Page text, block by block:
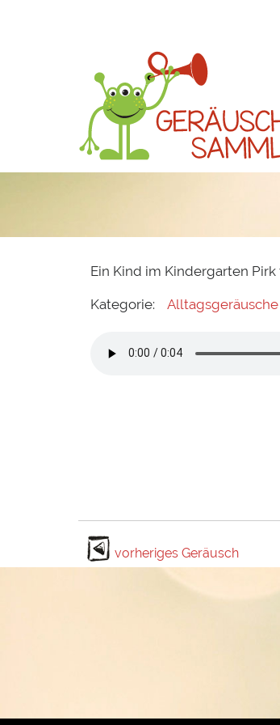
Ein Kind im Kindergarten
Kategorie: Alltagsgeräusche
vorheriges Geräusch